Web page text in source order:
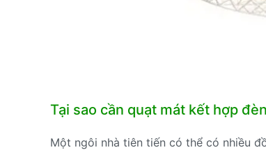
Tại sao cần quạt mát kết hợp
Một ngôi nhà tiên tiến có thể có nhiều